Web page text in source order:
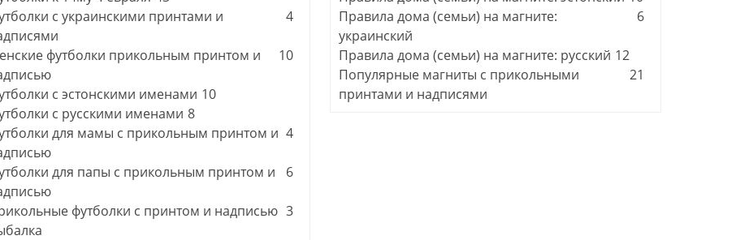
с украинскими принтами и
4
футболки прикольным принтом и
10
с эстонскими именами 10
с русскими именами 8
для мамы с прикольным принтом и 4
для папы с прикольным принтом и
6
футболки с принтом и надписью 3
Правила дома (семьи) на магните:
украинский
6
Правила дома (семьи) на магните: русский 12
Популярные магниты с прикольными
принтами и надписями
21